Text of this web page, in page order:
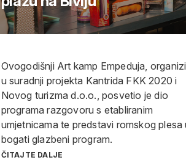
Ovogodišnji Art kamp Empeduja,
u suradnji projekta Kantrida FKK 2020 i
Novog turizma d.o.o., posvetio je dio
programa razgovoru s etabliranim
umjetnicama te predstavi romskog plesa
bogati glazbeni program.
ČITAJTE DALJE